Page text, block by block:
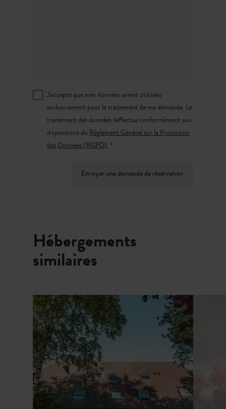
J'accepte que mes données soient utilisées
exclusivement pour le traitement de ma demande. Le
traitement des données s'effectue conformément aux
dispositions du Règlement Général sur la Protection
des Données (RGPD). *
Envoyer une demande de réservation
Hébergements
similaires